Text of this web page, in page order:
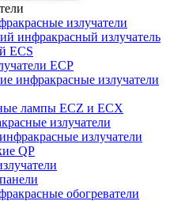
излучатели
инфракрасный излучатель
ECS
ECP
инфракрасные излучатели
лампы ECZ и ECX
излучатели
излучатели
QP
обогреватели